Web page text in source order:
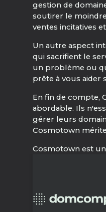
gestion de
soutirer le
ventes incitatives
Un autre aspect
qui sacrifient le
un problème ou
prête à vous aider
En fin de compte,
abordable. Ils
gérer leurs
Cosmotown
Cosmotown est